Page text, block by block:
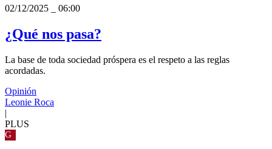
02/12/2025
06:00
¿Qué nos pasa?
La base de toda sociedad próspera es el respeto a las reglas
acordadas.
Opinión
Leonie Roca
|
PLUS
G